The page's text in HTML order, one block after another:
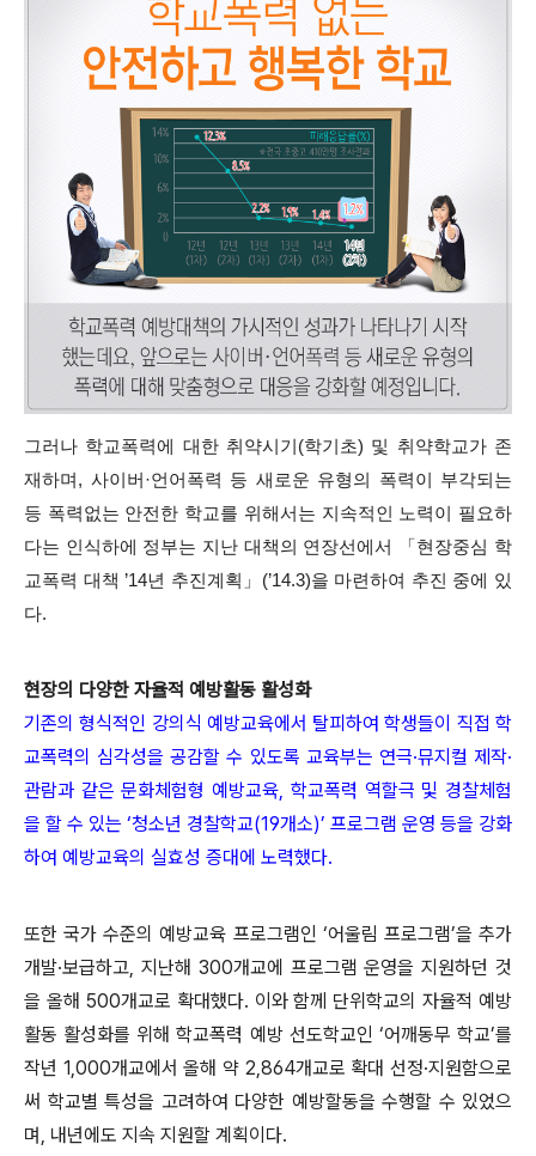
그러나 학교폭력에 대한 취약시기(학기초) 및 취약학교가 존
재하며, 사이버·언어폭력 등 새로운 유형의 폭력이 부각되는
등 폭력없는 안전한 학교를 위해서는 지속적인 노력이 필요하
다는 인식하에 정부는 지난 대책의 연장선에서 「현장중심 학
교폭력 대책 ’14년 추진계획」(’14.3)을 마련하여 추진 중에 있
다.
현장의 다양한 자율적 예방활동 활성화
기존의 형식적인 강의식 예방교육에서 탈피하여 학생들이 직접 학
교폭력의 심각성을 공감할 수 있도록 교육부는 연극·뮤지컬 제작·
관람과 같은 문화체험형 예방교육, 학교폭력 역할극 및 경찰체험
을 할 수 있는 ‘청소년 경찰학교(19개소)’ 프로그램 운영 등을 강화
하여 예방교육의 실효성 증대에 노력했다.
또한 국가 수준의 예방교육 프로그램인 ‘어울림 프로그램’을 추가
개발·보급하고, 지난해 300개교에 프로그램 운영을 지원하던 것
을 올해 500개교로 확대했다. 이와 함께 단위학교의 자율적 예방
활동 활성화를 위해 학교폭력 예방 선도학교인 ‘어깨동무 학교’를
작년 1,000개교에서 올해 약 2,864개교로 확대 선정·지원함으로
써 학교별 특성을 고려하여 다양한 예방할동을 수행할 수 있었으
며, 내년에도 지속 지원할 계획이다.